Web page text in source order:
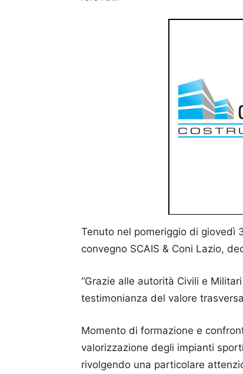
Tenuto nel pomeriggio di giovedì
convegno SCAIS & Coni Lazio,
“Grazie alle autorità Civili e
testimonianza del valore
Momento di formazione e
valorizzazione degli impianti
rivolgendo una particolare